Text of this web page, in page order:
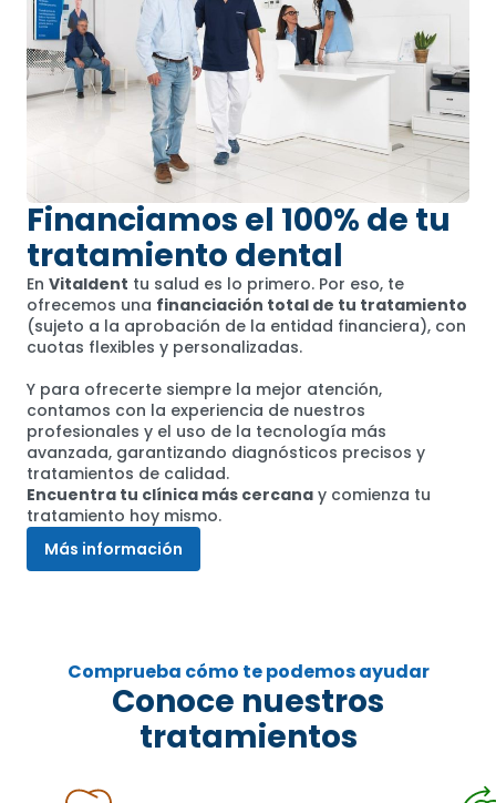
Financiamos el 100% de tu
tratamiento dental
En Vitaldent tu salud es lo primero. Por eso, te
ofrecemos una financiación total de tu tratamiento
(sujeto a la aprobación de la entidad financiera), con
cuotas flexibles y personalizadas.
Y para ofrecerte siempre la mejor atención,
contamos con la experiencia de nuestros
profesionales y el uso de la tecnología más
avanzada, garantizando diagnósticos precisos y
tratamientos de calidad.
Encuentra tu clínica más cercana y comienza tu
tratamiento hoy mismo.
Más información
Comprueba cómo te podemos ayudar
Conoce nuestros
tratamientos